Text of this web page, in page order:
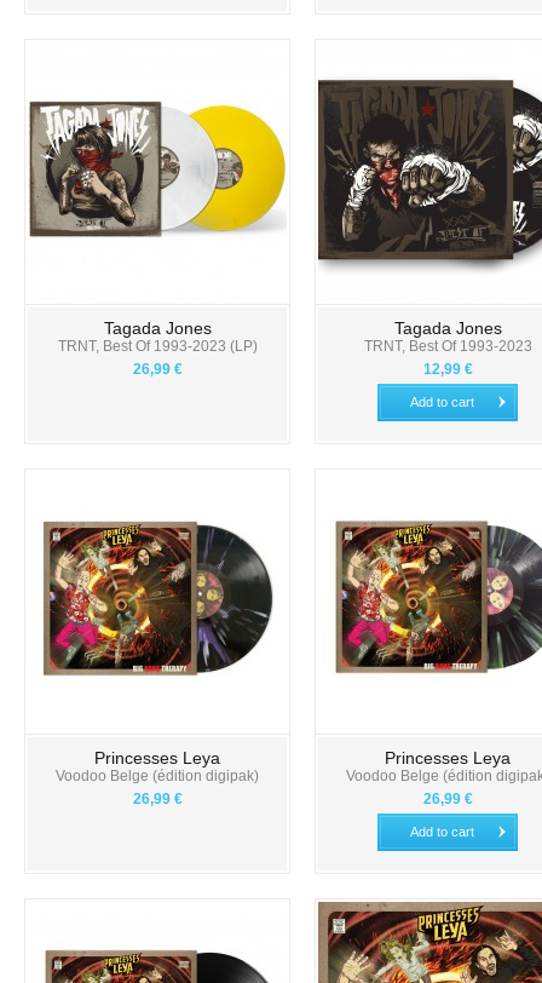
Tagada Jones
TRNT, Best Of 1993-2023 (LP)
26,99 €
Tagada Jones
TRNT, Best Of 1993-2023
12,99 €
Add to cart
Princesses Leya
Voodoo Belge (édition digipak)
26,99 €
Princesses Leya
Voodoo Belge (édition
26,99 €
Add to cart